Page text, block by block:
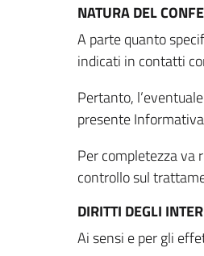
NATURA DEL
A parte quanto
indicati in contatti
Pertanto,
presente
Per completezza va
controllo sul
DIRITTI DEGLI
Ai sensi e per gli